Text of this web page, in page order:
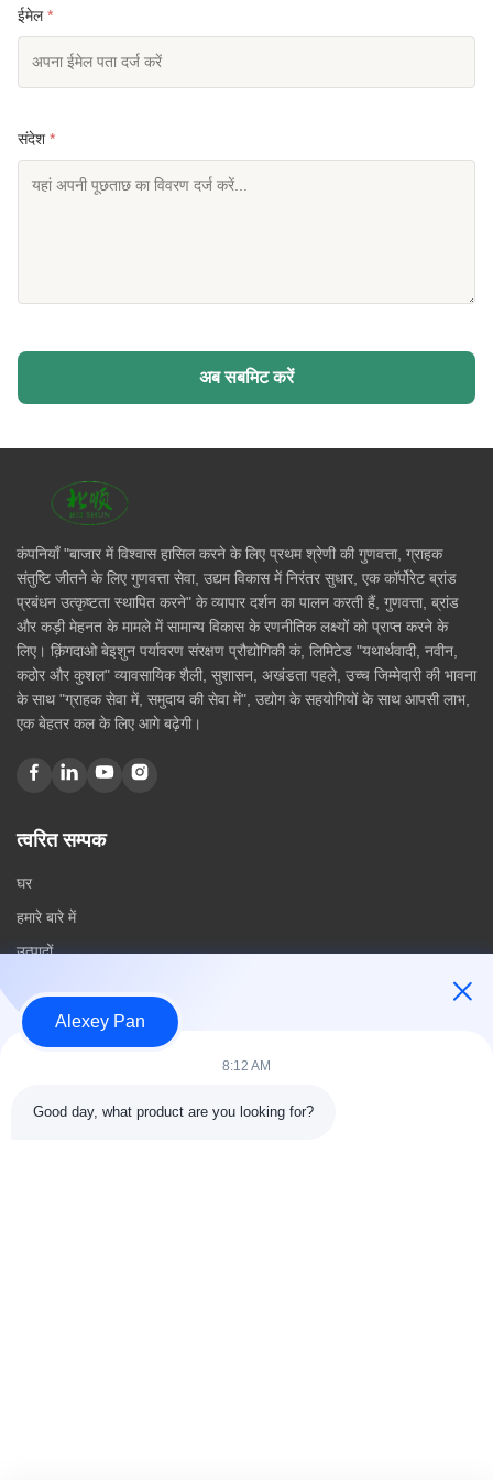
ईमेल*
संदेश *
अब सबमिट करें
कंपनियाँ "बाजार में विश्वास हासिल करने के लिए प्रथम श्रेणी की गुणवत्ता, ग्राहक
संतुष्टि जीतने के लिए गुणवत्ता सेवा, उद्यम विकास में निरंतर सुधार, एक कॉर्पोरेट ब्रांड
प्रबंधन उत्कृष्टता स्थापित करने" के व्यापार दर्शन का पालन करती हैं, गुणवत्ता, ब्रांड
और कड़ी मेहनत के मामले में सामान्य विकास के रणनीतिक लक्ष्यों को प्राप्त करने के
लिए। क़िंगदाओ बेइशुन पर्यावरण संरक्षण प्रौद्योगिकी कं, लिमिटेड "यथार्थवादी, नवीन,
कठोर और कुशल" व्यावसायिक शैली, सुशासन, अखंडता पहले, उच्च जिम्मेदारी की भावना
के साथ "ग्राहक सेवा में, समुदाय की सेवा में", उद्योग के सहयोगियों के साथ आपसी लाभ,
एक बेहतर कल के लिए आगे बढ़ेगी।
त्वरित सम्पक
घर
हमारे बारे में
उत्पादों
श्रेणियाँ
रबर मिक्सिंग मिल मशीन
Alexey Pan
8:12 AM
Good day, what product are you looking for?